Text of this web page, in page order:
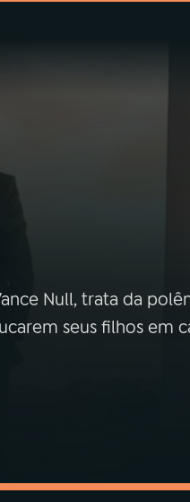
Null, trata da
seus filhos em